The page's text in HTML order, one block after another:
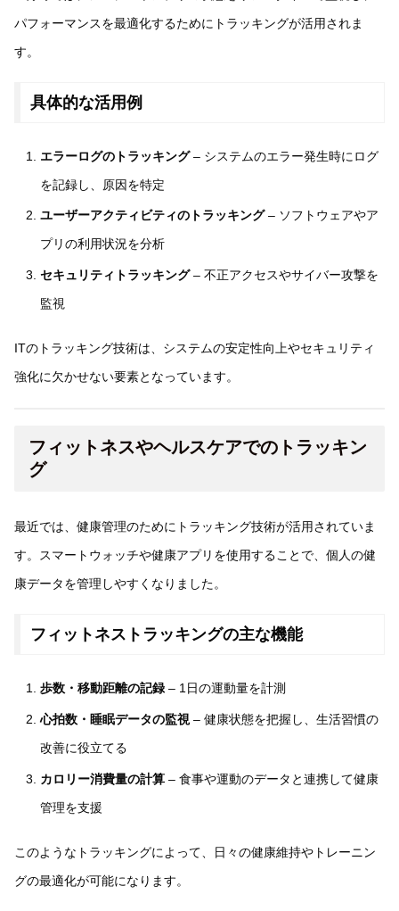
パフォーマンスを最適化するためにトラッキングが活用されま
す。
具体的な活用例
エラーログのトラッキング– システムのエラー発生時にログ
を記録し、原因を特定
ユーザーアクティビティのトラッキング– ソフトウェアやア
プリの利用状況を分析
セキュリティトラッキング– 不正アクセスやサイバー攻撃を
監視
ITのトラッキング技術は、システムの安定性向上やセキュリティ
強化に欠かせない要素となっています。
フィットネスやヘルスケアでのトラッキン
グ
最近では、健康管理のためにトラッキング技術が活用されていま
す。スマートウォッチや健康アプリを使用することで、個人の健
康データを管理しやすくなりました。
フィットネストラッキングの主な機能
歩数・移動距離の記録– 1日の運動量を計測
心拍数・睡眠データの監視– 健康状態を把握し、生活習慣の
改善に役立てる
カロリー消費量の計算– 食事や運動のデータと連携して健康
管理を支援
このようなトラッキングによって、日々の健康維持やトレーニン
グの最適化が可能になります。